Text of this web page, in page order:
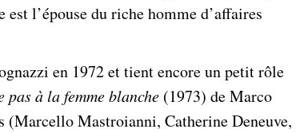
est l’épouse du riche homme d’affaires
en 1972 et tient encore un petit rôle
pas à la femme blanche (1973) de Marco
(Marcello Mastroianni, Catherine Deneuve,